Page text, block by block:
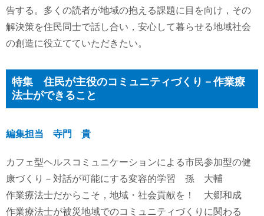
告する。多くの読者が地域の抱える課題に目を向け，その
解決策を住民同士で話し合い，安心して暮らせる地域社会
の創造に役立てていただきたい。
特集 住民が主役のコミュニティづくり－作業療
法士ができること
編集担当 寺門 貴
カフェ型ヘルスコミュニケーションによる市民参加型の健
康づくり－対話が可能にする変容的学習 孫 大輔
作業療法士だからこそ，地域・社会貢献を！ 大郷和成
作業療法士が被災地域でのコミュニティづくりに関わる